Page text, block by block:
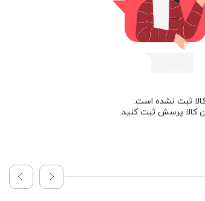
ثبت نشده است.
کالا پرسش ثبت کنید.